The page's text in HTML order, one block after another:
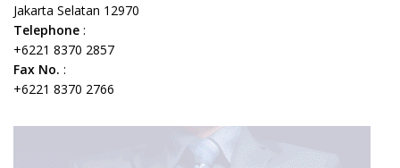
Jakarta Selatan 12970
Telephone :
+6221 8370 2857
Fax No. :
+6221 8370 2766